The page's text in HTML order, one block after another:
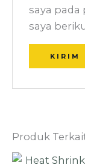
saya
saya
Produk